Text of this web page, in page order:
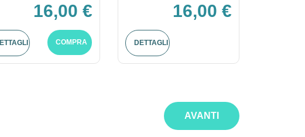
16,00 €
COMPRA
16,00 €
DETTAGLI
AVANTI